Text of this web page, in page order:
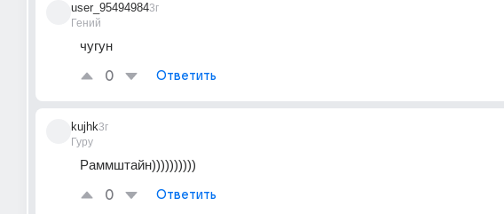
user_95494984
Гений
3г
чугун
0 Ответить
kujhk
Гуру
3г
Раммштайн))))))))))
0 Ответить